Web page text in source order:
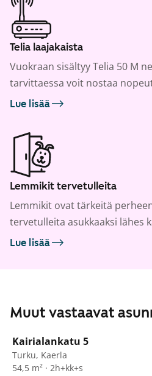
Telia laajakaista
Vuokraan sisältyy Telia 50 M
tarvittaessa voit nostaa
Lue lisää
Lemmikit tervetulleita
Lemmikit ovat tärkeitä
tervetulleita asukkaaksi lähes
Lue lisää
Muut vastaavat
Kairialankatu 5
Turku, Kaerla
54,5 m² · 2h+kk+s